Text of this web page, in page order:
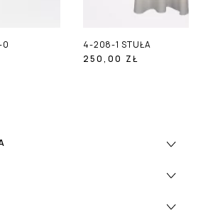
0
4-208-1 STUŁA
250,00 ZŁ